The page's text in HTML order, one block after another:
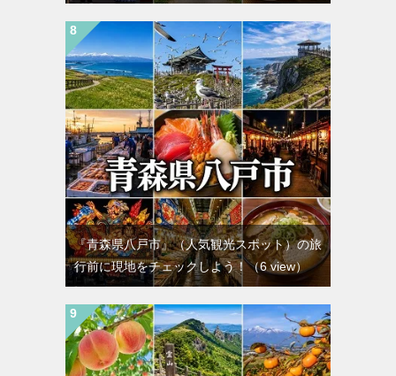
『青森県八戸市』（人気観光スポット）の旅
行前に現地をチェックしよう！（6 view）